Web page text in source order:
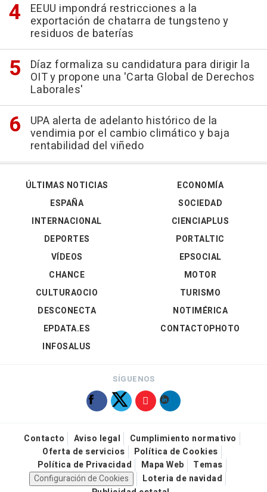
EEUU impondrá restricciones a la
exportación de chatarra de tungsteno y
residuos de baterías
Díaz formaliza su candidatura para dirigir la
OIT y propone una 'Carta Global de Derechos
Laborales'
UPA alerta de adelanto histórico de la
vendimia por el cambio climático y baja
rentabilidad del viñedo
ÚLTIMAS NOTICIAS
ESPAÑA
INTERNACIONAL
DEPORTES
VÍDEOS
ECONOMÍA
SOCIEDAD
CIENCIAPLUS
PORTALTIC
EPSOCIAL
CHANCE
CULTURAOCIO
DESCONECTA
EPDATA.ES
INFOSALUS
MOTOR
TURISMO
NOTIMÉRICA
CONTACTOPHOTO
SÍGUENOS
Contacto Aviso legal
Cumplimiento normativo
Oferta de servicios
Política de Cookies
Política de Privacidad
Mapa Web
Temas
Configuración de Cookies
Loteria de navidad